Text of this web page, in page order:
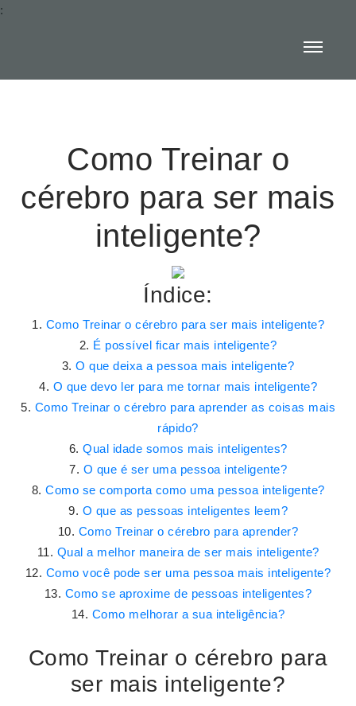
:
Como Treinar o
cérebro para ser mais
inteligente?
Índice:
Como Treinar o cérebro para ser mais inteligente?
É possível ficar mais inteligente?
O que deixa a pessoa mais inteligente?
O que devo ler para me tornar mais inteligente?
Como Treinar o cérebro para aprender as coisas mais
rápido?
Qual idade somos mais inteligentes?
O que é ser uma pessoa inteligente?
Como se comporta como uma pessoa inteligente?
O que as pessoas inteligentes leem?
Como Treinar o cérebro para aprender?
Qual a melhor maneira de ser mais inteligente?
Como você pode ser uma pessoa mais inteligente?
Como se aproxime de pessoas inteligentes?
Como melhorar a sua inteligência?
Como Treinar o cérebro para
ser mais inteligente?